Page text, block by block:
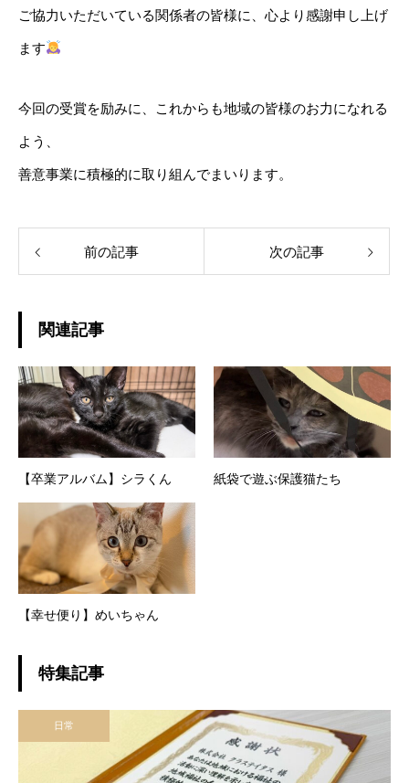
ご協力いただいている関係者の皆様に、心より感謝申し上げ
ます
今回の受賞を励みに、これからも地域の皆様のお力になれる
よう、
善意事業に積極的に取り組んでまいります。
前の記事 次の記事
関連記事
【卒業アルバム】シラくん 紙袋で遊ぶ保護猫たち
【幸せ便り】めいちゃん
特集記事
日常